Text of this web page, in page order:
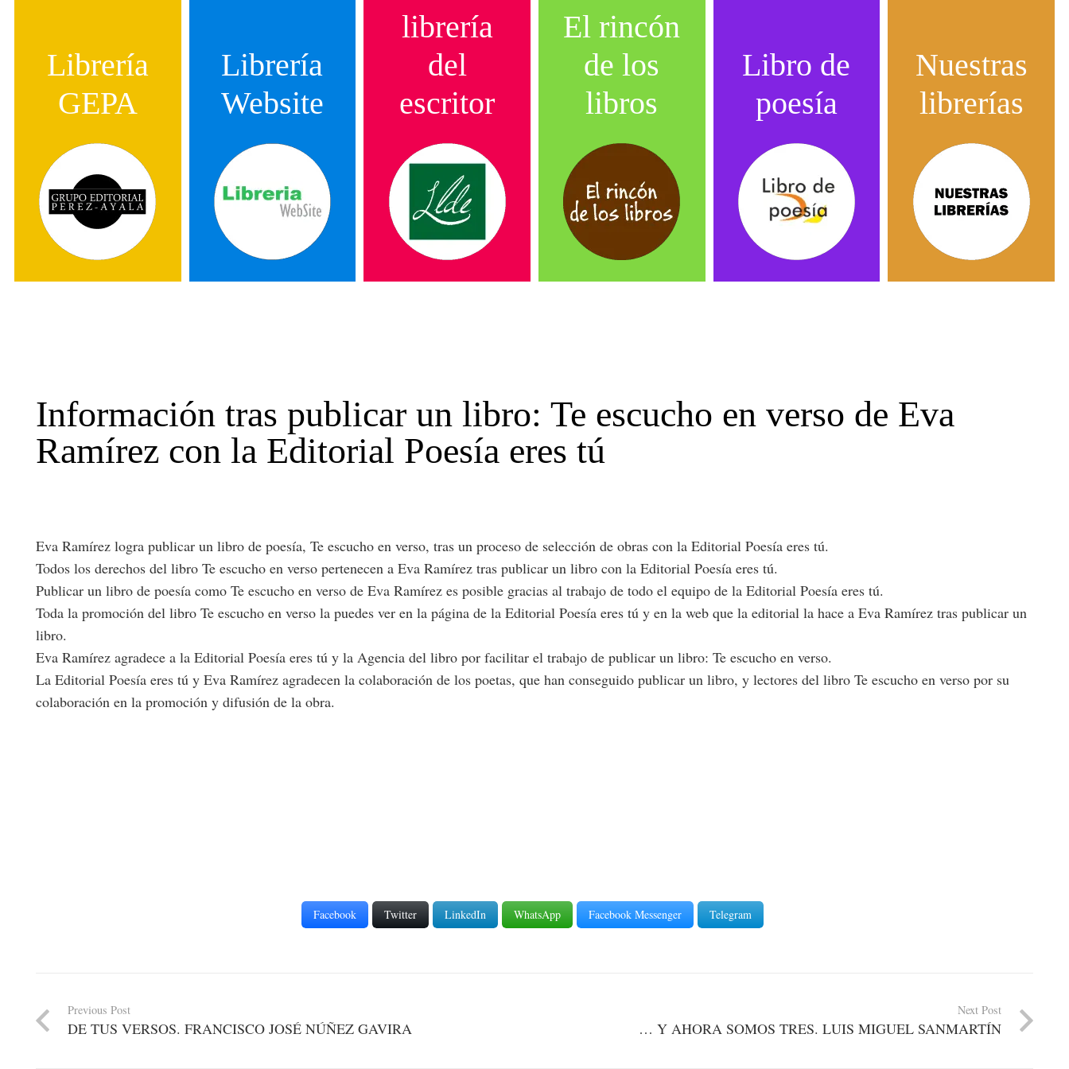
Librería
GEPA
Librería
Website
librería
del
escritor
El rincón
de los
libros
Libro de
poesía
Nuestras
librerías
Información tras publicar un libro: Te escucho en verso de Eva
Ramírez con la Editorial Poesía eres tú
Eva Ramírez logra publicar un libro de poesía, Te escucho en verso, tras un proceso de selección de obras con la Editorial Poesía eres tú.
Todos los derechos del libro Te escucho en verso pertenecen a Eva Ramírez tras publicar un libro con la Editorial Poesía eres tú.
Publicar un libro de poesía como Te escucho en verso de Eva Ramírez es posible gracias al trabajo de todo el equipo de la Editorial Poesía eres tú.
Toda la promoción del libro Te escucho en verso la puedes ver en la página de la Editorial Poesía eres tú y en la web que la editorial la hace a Eva Ramírez tras publicar un
libro.
Eva Ramírez agradece a la Editorial Poesía eres tú y la Agencia del libro por facilitar el trabajo de publicar un libro: Te escucho en verso.
La Editorial Poesía eres tú y Eva Ramírez agradecen la colaboración de los poetas, que han conseguido publicar un libro, y lectores del libro Te escucho en verso por su
colaboración en la promoción y difusión de la obra.
Facebook Twitter LinkedIn WhatsApp Facebook Messenger Telegram
Previous Post
DE TUS VERSOS. FRANCISCO JOSÉ NÚÑEZ GAVIRA
Next Post
… Y AHORA SOMOS TRES. LUIS MIGUEL SANMARTÍN